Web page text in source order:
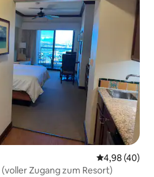
4,98 (40)
Zugang zum Resort)